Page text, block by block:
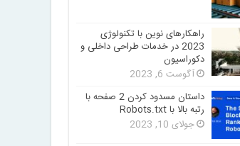
راهکارهای نوین با تکنولوژی
2023 در خدمات طراحی داخلی و
دکوراسیون
آگوست 6, 2023
داستان مسدود کردن 2 صفحه با
رتبه بالا با Robots.txt
جولای 10, 2023